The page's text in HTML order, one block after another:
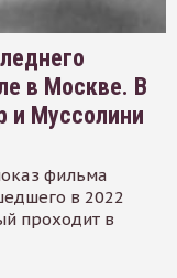
в Москве. В
и Муссолини
фильма
в 2022
проходит в